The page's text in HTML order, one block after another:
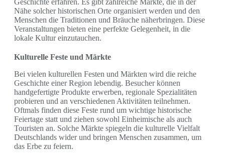
Geschichte erfahren. Es gibt zahlreiche Märkte, die in der
Nähe solcher historischen Orte organisiert werden und den
Menschen die Traditionen und Bräuche näherbringen. Diese
Veranstaltungen bieten eine perfekte Gelegenheit, in die
lokale Kultur einzutauchen.
Kulturelle Feste und Märkte
Bei vielen kulturellen Festen und Märkten wird die reiche
Geschichte einer Region lebendig. Besucher können
handgefertigte Produkte erwerben, regionale Spezialitäten
probieren und an verschiedenen Aktivitäten teilnehmen.
Oftmals finden diese Feste rund um wichtige historische
Feiertage statt und ziehen sowohl Einheimische als auch
Touristen an. Solche Märkte spiegeln die kulturelle Vielfalt
Deutschlands wider und bringen Menschen zusammen, um
das Erbe zu feiern.